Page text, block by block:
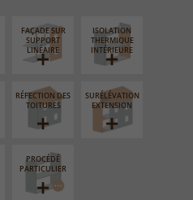
FAÇADE SUR
SUPPORT
LINÉAIRE
ISOLATION
THERMIQUE
INTÉRIEURE
RÉFECTION DES
TOITURES
SURÉLÉVATION
EXTENSION
PROCÉDÉ
PARTICULIER